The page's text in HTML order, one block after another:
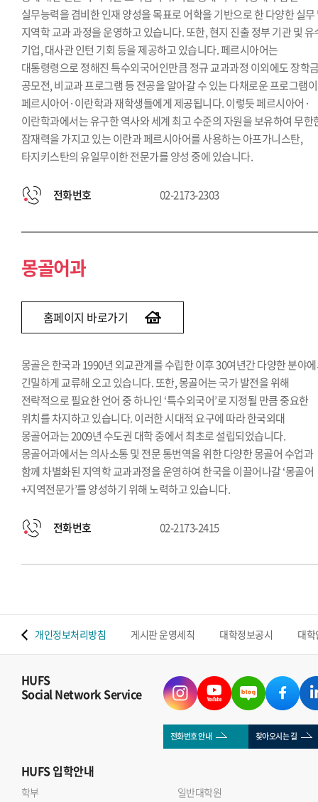
실무능력을 겸비한 인재 양성을 목표로 어학을 기반으로 한 다양한 실무
지역학 교과 과정을 운영하고 있습니다. 또한, 현지 진출 정부 기관 및 유
기업, 대사관 인턴 기회 등을 제공하고 있습니다. 페르시아어는
대통령령으로 정해진 특수외국어인만큼 정규 교과과정 이외에도 장학
공모전, 비교과 프로그램 등 전공을 알아갈 수 있는 다채로운 프로그램이
페르시아어·이란학과 재학생들에게 제공됩니다. 이렇듯 페르시아어·
이란학과에서는 유구한 역사와 세계 최고 수준의 자원을 보유하여 무한
잠재력을 가지고 있는 이란과 페르시아어를 사용하는 아프가니스탄,
타지키스탄의 유일무이한 전문가를 양성 중에 있습니다.
전화번호 02-2173-2303
몽골어과
홈페이지 바로가기
몽골은 한국과 1990년 외교관계를 수립한 이후 30여년간 다양한 분야
긴밀하게 교류해 오고 있습니다. 또한, 몽골어는 국가 발전을 위해
전략적으로 필요한 언어 중 하나인 ‘특수외국어’로 지정될 만큼 중요한
위치를 차지하고 있습니다. 이러한 시대적 요구에 따라 한국외대
몽골어과는 2009년 수도권 대학 중에서 최초로 설립되었습니다.
몽골어과에서는 의사소통 및 전문 통번역을 위한 다양한 몽골어 수업과
함께 차별화된 지역학 교과과정을 운영하여 한국을 이끌어나갈 ‘몽골어
+지역전문가’를 양성하기 위해 노력하고 있습니다.
전화번호 02-2173-2415
개인정보처리방침 게시판 운영세칙 대학정보공시 대
HUFS
Social Network Service
전화번호 안내 찾아오시는 길
HUFS입학안내
학부
일반대학원